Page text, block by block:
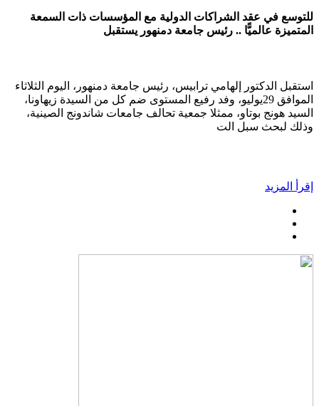
للتوسع في عقد الشراكات الدولية مع المؤسسات ذات السمعة
المتميزة عالميًّا .. رئيس جامعة دمنهور يستقبل
استقبل الدكتور إلهامي ترابيس، رئيس جامعة دمنهور، اليوم الثلاثاء
الموافق 29يوليو، وفد رفيع المستوى ضم كل من السيدة زيهاونا،
السيد هونج بوتاو، ممثلا جمعية تحالف جامعات شاندونج الصينية،
وذلك لبحث سبل الت
إقرأ المزيد